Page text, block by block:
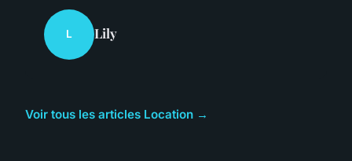
L Lily
Voir tous les articles Location →